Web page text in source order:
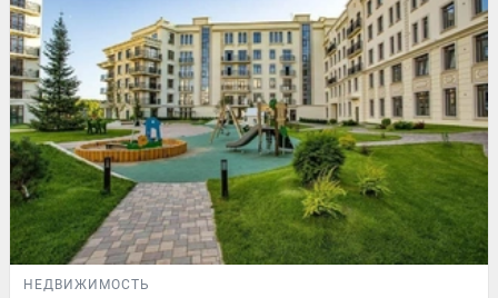
НЕДВИЖИМОСТЬ